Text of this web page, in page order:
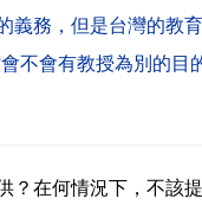
務，但是台灣的教
不會有教授為別的
？在何情況下，不該